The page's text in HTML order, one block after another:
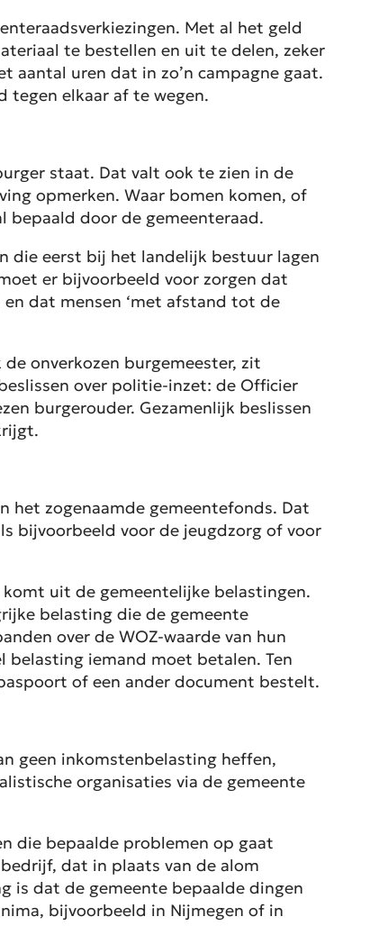
Met al het geld
te bestellen en uit te delen, zeker
aantal uren dat in zo’n campagne gaat.
tegen elkaar af te wegen.
staat. Dat valt ook te zien in de
opmerken. Waar bomen komen, of
bepaald door de gemeenteraad.
die eerst bij het landelijk bestuur lagen
er bijvoorbeeld voor zorgen dat
dat mensen ‘met afstand tot de
onverkozen burgemeester, zit
over politie-inzet: de Officier
burgerouder. Gezamenlijk beslissen
het zogenaamde gemeentefonds. Dat
bijvoorbeeld voor de jeugdzorg of voor
uit de gemeentelijke belastingen.
belasting die de gemeente
over de WOZ-waarde van hun
belasting iemand moet betalen. Ten
of een ander document bestelt.
geen inkomstenbelasting heffen,
organisaties via de gemeente
die bepaalde problemen op gaat
dat in plaats van de alom
is dat de gemeente bepaalde dingen
bijvoorbeeld in Nijmegen of in